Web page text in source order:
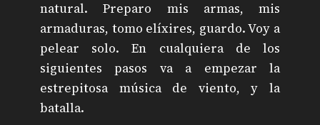
natural. Preparo mis armas, mis
armaduras, tomo elíxires, guardo. Voy a
pelear solo. En cualquiera de los
siguientes pasos va a empezar la
estrepitosa música de viento, y la
batalla.